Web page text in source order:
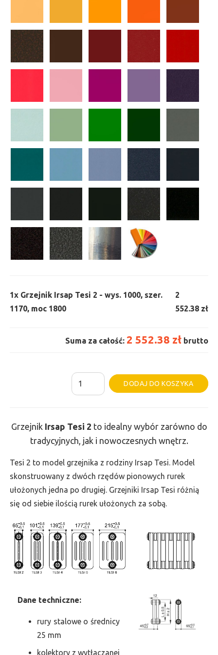
1x Grzejnik Irsap Tesi 2 - wys. 1000, szer.
1170, moc 1800
2
552.38 zł
Suma za całość: 2 552.38 zł brutto
ilość
Grzejnik
-
wys.
1000,
szer.
1170,
1800
DODAJ DO KOSZYKA
Grzejnik Irsap Tesi 2 to idealny wybór zarówno do
tradycyjnych, jak i nowoczesnych wnętrz.
Tesi 2 to model grzejnika z rodziny Irsap Tesi. Model
skonstruowany z dwóch rzędów pionowych rurek
ułożonych jedna po drugiej. Grzejniki Irsap Tesi różnią
się od siebie ilością rurek ułożonych za sobą.
Dane techniczne:
rury stalowe o średnicy
25 mm
kolektory z wytłaczanej